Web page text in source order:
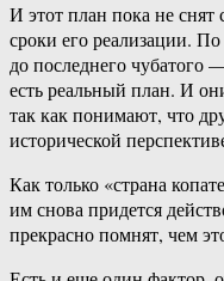
И этот план пока не
сроки его реализации.
до последнего чубатого
есть реальный план. И
так как понимают, что
исторической
Как только «страна
им снова придется
прекрасно помнят, чем